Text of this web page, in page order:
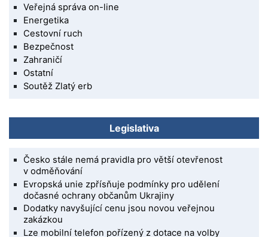
Veřejná správa on-line
Energetika
Cestovní ruch
Bezpečnost
Zahraničí
Ostatní
Soutěž Zlatý erb
Legislativa
Česko stále nemá pravidla pro větší otevřenost
v odměňování
Evropská unie zpřísňuje podmínky pro udělení
dočasné ochrany občanům Ukrajiny
Dodatky navyšující cenu jsou novou veřejnou
zakázkou
Lze mobilní telefon pořízený z dotace na volby